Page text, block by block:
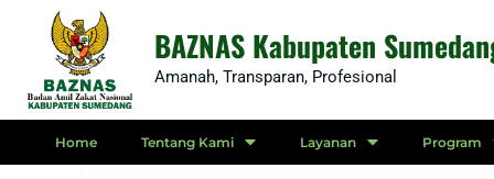
content
BAZNAS Kabupaten
Amanah, Transparan, Profesional
Home Tentang Kami Layanan Program